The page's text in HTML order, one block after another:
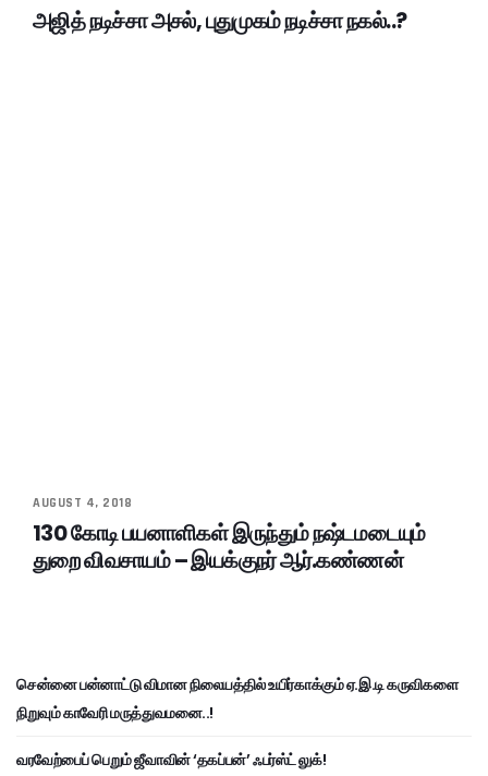
அஜித் நடிச்சா அசல், புதுமுகம் நடிச்சா நகல்..?
AUGUST 4, 2018
130 கோடி பயனாளிகள் இருந்தும் நஷ்டமடையும்
துறை விவசாயம் – இயக்குநர் ஆர்.கண்ணன்
சென்னை பன்னாட்டு விமான நிலையத்தில் உயிர்காக்கும் ஏ.இ.டி கருவிகளை
நிறுவும் காவேரி மருத்துவமனை..!
வரவேற்பைப் பெறும் ஜீவாவின் ‘தகப்பன்’ ஃபர்ஸ்ட் லுக்!